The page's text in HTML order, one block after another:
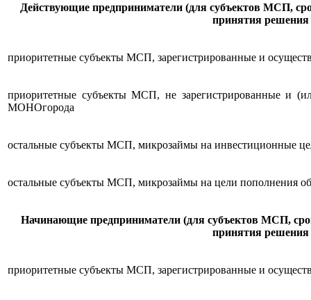
Действующие предприниматели (для субъектов МСП,
принятия решения
приоритетные субъекты МСП, зарегистрированные и
приоритетные субъекты МСП, не зарегистрированные и
МОНОгорода
остальные субъекты МСП, микрозаймы на инвестиционные
остальные субъекты МСП, микрозаймы на цели пополнения
Начинающие предприниматели (для субъектов МСП,
принятия решения
приоритетные субъекты МСП, зарегистрированные и